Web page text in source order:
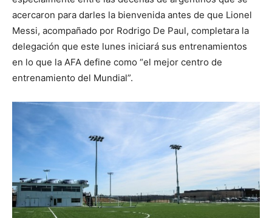
acercaron para darles la bienvenida antes de que Lionel
Messi, acompañado por Rodrigo De Paul, completara la
delegación que este lunes iniciará sus entrenamientos
en lo que la AFA define como “el mejor centro de
entrenamiento del Mundial”.